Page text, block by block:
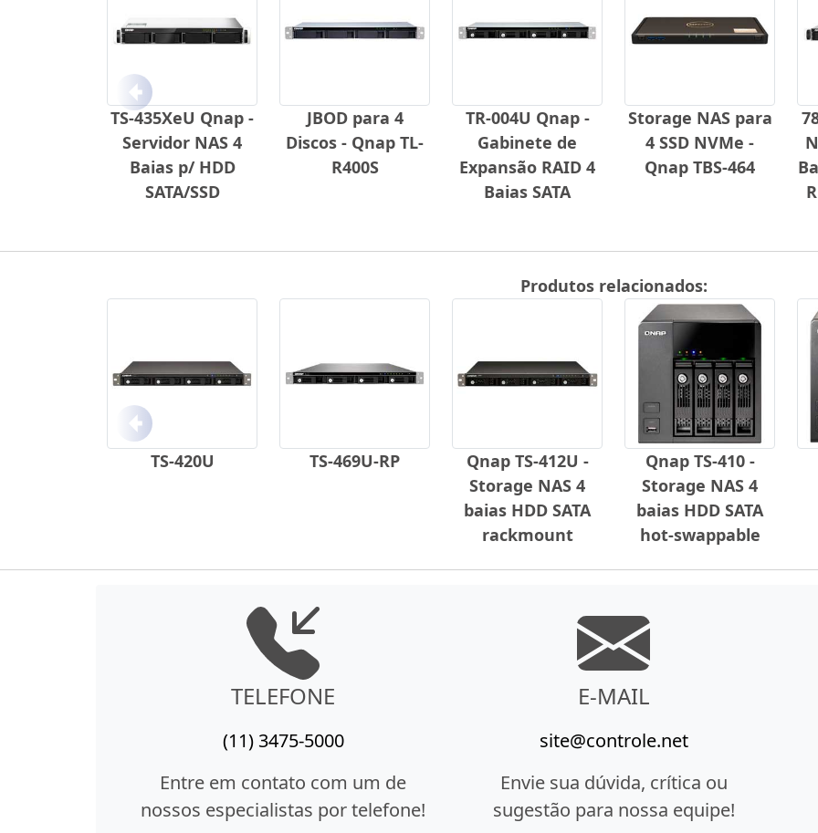
TS-435XeU Qnap -
Servidor NAS 4
Baias p/ HDD
SATA/SSD
JBOD para 4
Discos - Qnap TL-
R400S
TR-004U Qnap -
Gabinete de
Expansão RAID 4
Baias SATA
Storage NAS para
4 SSD NVMe -
Qnap TBS-464
Anterior
Produtos relacionados:
TS-420U TS-469U-RP
Qnap TS-412U -
Storage NAS 4
baias HDD SATA
rackmount
Qnap TS-410 -
Storage NAS 4
baias HDD SATA
hot-swappable
Anterior
TELEFONE
(11) 3475-5000
Entre em contato com um de
nossos especialistas por telefone!
E-MAIL
site@controle.net
Envie sua dúvida, crítica ou
sugestão para nossa equipe!